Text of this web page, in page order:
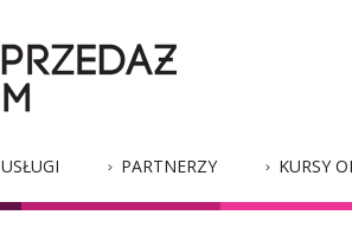
USŁUGI PARTNERZY KURSY